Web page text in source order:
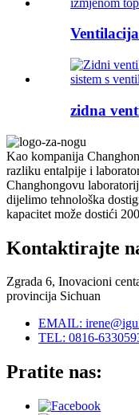
zidna
Kao kompanija
razliku entalpije i
Changhongovu
dijelimo tehnološka
kapacitet može dostići
Kontaktirajte
Zgrada 6, Inovacioni
provincija Sichuan
EMAIL:
TEL: 0816-
Pratite nas: